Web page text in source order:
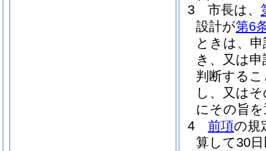
3
市長は、
設計が第6
ときは、
き、又は
判断する
し、又は
にその旨
4
前項の規
算して30